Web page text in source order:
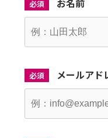
必須
必須 メールアド